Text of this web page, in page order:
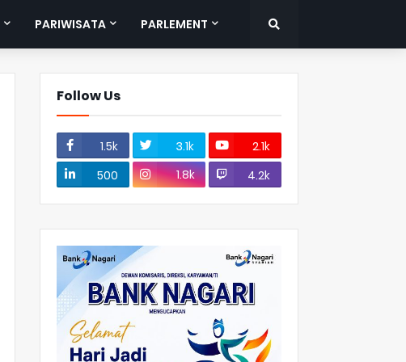
PARIWISATA PARLEMENT
Follow Us
1.5k 3.1k
2.1k
500
1.8k 4.2k